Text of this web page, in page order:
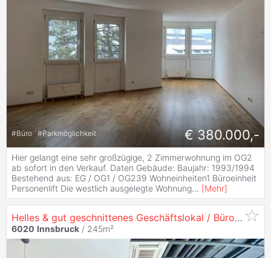
#Büro #Parkmöglichkeit € 380.000,-
Hier gelangt eine sehr großzügige, 2 Zimmerwohnung im OG2
ab sofort in den Verkauf. Daten Gebäude: Baujahr: 1993/1994
Bestehend aus: EG / OG1 / OG239 Wohneinheiten1 Büroeinheit
Personenlift Die westlich ausgelegte Wohnung... [Mehr]
Helles & gut geschnittenes Geschäftslokal / Büro - in
6020 Innsbruck / 245m²